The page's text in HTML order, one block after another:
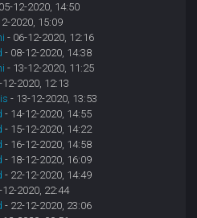
12-2020, 14:50
2020, 15:09
- 06-12-2020, 12:16
- 08-12-2020, 14:38
- 13-12-2020, 11:25
12-2020, 12:13
- 13-12-2020, 13:53
- 14-12-2020, 14:55
- 15-12-2020, 14:22
- 16-12-2020, 14:58
- 18-12-2020, 16:09
- 22-12-2020, 14:49
12-2020, 22:44
- 22-12-2020, 23:06